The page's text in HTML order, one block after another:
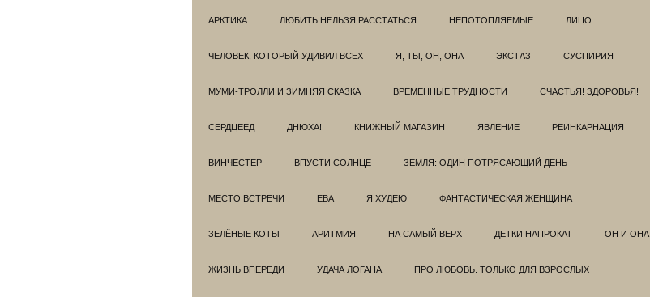
АРКТИКА ЛЮБИТЬ НЕЛЬЗЯ РАССТАТЬСЯ НЕПОТОПЛЯЕМЫЕ ЛИЦО
ЧЕЛОВЕК, КОТОРЫЙ УДИВИЛ ВСЕХ Я, ТЫ, ОН, ОНА ЭКСТАЗ СУСПИРИЯ
МУМИ-ТРОЛЛИ И ЗИМНЯЯ СКАЗКА ВРЕМЕННЫЕ ТРУДНОСТИ СЧАСТЬЯ! ЗДОРОВЬЯ!
СЕРДЦЕЕД ДНЮХА! КНИЖНЫЙ МАГАЗИН ЯВЛЕНИЕ РЕИНКАРНАЦИЯ
ВИНЧЕСТЕР ВПУСТИ СОЛНЦЕ ЗЕМЛЯ: ОДИН ПОТРЯСАЮЩИЙ ДЕНЬ
МЕСТО ВСТРЕЧИ ЕВА Я ХУДЕЮ ФАНТАСТИЧЕСКАЯ ЖЕНЩИНА
ЗЕЛЁНЫЕ КОТЫ АРИТМИЯ НА САМЫЙ ВЕРХ ДЕТКИ НАПРОКАТ ОН И ОНА
ЖИЗНЬ ВПЕРЕДИ УДАЧА ЛОГАНА ПРО ЛЮБОВЬ. ТОЛЬКО ДЛЯ ВЗРОСЛЫХ